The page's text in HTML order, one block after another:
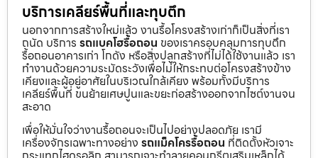
บริการเคลียร์พื้นที่และทุบตึก
นอกจากการสร้างใหม่แล้ว งานรื้อโครงสร้างเก่าก็เป็นสิ่งที่เรา
ถนัด บริการ รถแบคโฮรื้อถอน ของเราครอบคลุมการทุบตึก
รื้อถอนอาคารเก่า โกดัง หรือสิ่งปลูกสร้างที่ไม่ได้ใช้งานแล้ว เรา
ทำงานด้วยความระมัดระวังเพื่อไม่ให้กระทบต่อโครงสร้างข้าง
เคียงและผู้อยู่อาศัยในบริเวณใกล้เคียง พร้อมทั้งมีบริการ
เคลียร์พื้นที่ ขนย้ายเศษปูนและขยะก่อสร้างออกจากไซต์งานจน
สะอาด
เพื่อให้มั่นใจว่างานรื้อถอนจะเป็นไปอย่างปลอดภัย เรามี
เครื่องจักรเฉพาะทางอย่าง รถแม็คโครรื้อถอน ที่ติดตั้งหัวเจาะ